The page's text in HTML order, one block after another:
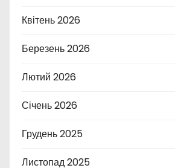
Квітень 2026
Березень 2026
Лютий 2026
Січень 2026
Грудень 2025
Листопад 2025